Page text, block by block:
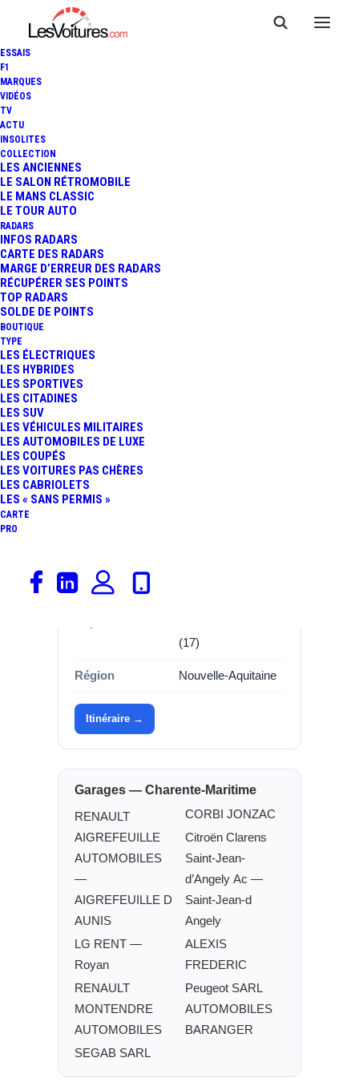
ESSAIS
F1
MARQUES
VIDÉOS
TV
ACTU
INSOLITES
COLLECTION
LES ANCIENNES
LE SALON RÉTROMOBILE
LE MANS CLASSIC
LE TOUR AUTO
RADARS
INFOS RADARS
CARTE DES RADARS
MARGE D’ERREUR DES RADARS
RÉCUPÉRER SES POINTS
TOP RADARS
SOLDE DE POINTS
BOUTIQUE
TYPE
LES ÉLECTRIQUES
LES HYBRIDES
LES SPORTIVES
LES CITADINES
LES SUV
LES VÉHICULES MILITAIRES
LES AUTOMOBILES DE LUXE
LES COUPÉS
LES VOITURES PAS CHÈRES
LES CABRIOLETS
LES « SANS PERMIS »
CARTE
PRO
Catégorie
Marque
Commune
(17)
Région Nouvelle-Aquitaine
Itinéraire →
Garages — Charente-Maritime
RENAULT
AIGREFEUILLE
AUTOMOBILES
—
AIGREFEUILLE D
AUNIS
LG RENT —
Royan
RENAULT
MONTENDRE
AUTOMOBILES
SEGAB SARL
CORBI JONZAC
Citroën Clarens
Saint-Jean-
d’Angely Ac —
Saint-Jean-d
Angely
ALEXIS
FREDERIC
Peugeot SARL
AUTOMOBILES
BARANGER